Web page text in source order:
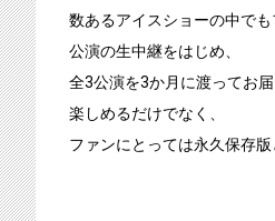
数あるアイスショーの中で
公演の生中継をはじめ、
全3公演を3か月に渡ってお
楽しめるだけでなく、
ファンにとっては永久保存